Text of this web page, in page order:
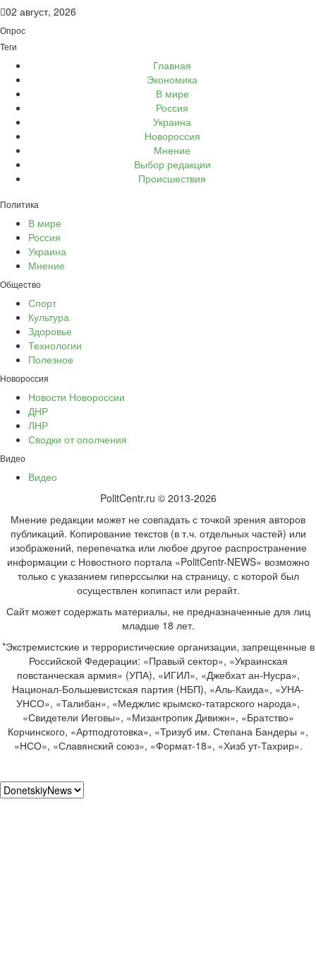
02 август, 2026
Опрос
Теги
Главная
Экономика
В мире
Россия
Украина
Новороссия
Мнение
Выбор редакции
Происшествия
Политика
В мире
Россия
Украина
Мнение
Общество
Спорт
Культура
Здоровье
Технологии
Полезное
Новороссия
Новости Новороссии
ДНР
ЛНР
Сводки от ополчения
Видео
Видео
PolitCentr.ru © 2013-2026
Мнение редакции может не совпадать с точкой зрения авторов
публикаций. Копирование текстов (в т.ч. отдельных частей) или
изображений, перепечатка или любое другое распространение
информации с Новостного портала «PolitCentr-NEWS» возможно
только с указанием гиперссылки на страницу, с которой был
осуществлен копипаст или рерайт.
Сайт может содержать материалы, не предназначенные для лиц
младше 18 лет.
*Экстремистские и террористические организации, запрещенные в
Российской Федерации: «Правый сектор», «Украинская
повстанческая армия» (УПА), «ИГИЛ», «Джебхат ан-Нусра»,
Национал-Большевистская партия (НБП), «Аль-Каида», «УНА-
УНСО», «Талибан», «Меджлис крымско-татарского народа»,
«Свидетели Иеговы», «Мизантропик Дивижн», «Братство»
Корчинского, «Артподготовка», «Тризуб им. Степана Бандеры »,
«НСО», «Славянский союз», «Формат-18», «Хизб ут-Тахрир».